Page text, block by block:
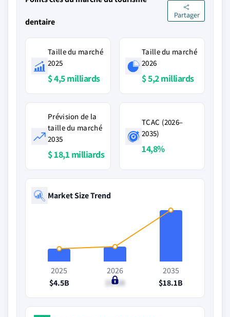
dentaire
Partager
Taille du marché
2025
$ 4,5 milliards
Taille du marché
2026
$ 5,2 milliards
Prévision de la
taille du marché
2035
$ 18,1 milliards
TCAC (2026–
2035)
14,8%
Market Size Trend
2025
$4.5B
2026
$5.2B
2035
$18.1B